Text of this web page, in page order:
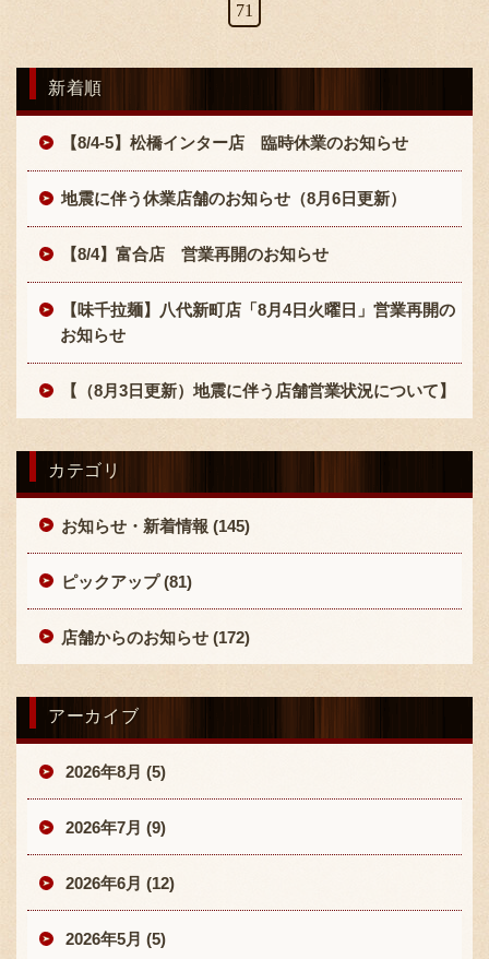
71
新着順
【8/4-5】松橋インター店 臨時休業のお知らせ
地震に伴う休業店舗のお知らせ（8月6日更新）
【8/4】富合店 営業再開のお知らせ
【味千拉麺】八代新町店「8月4日火曜日」営業再開の
お知らせ
【（8月3日更新）地震に伴う店舗営業状況について】
カテゴリ
お知らせ・新着情報 (145)
ピックアップ (81)
店舗からのお知らせ (172)
アーカイブ
2026年8月 (5)
2026年7月 (9)
2026年6月 (12)
2026年5月 (5)